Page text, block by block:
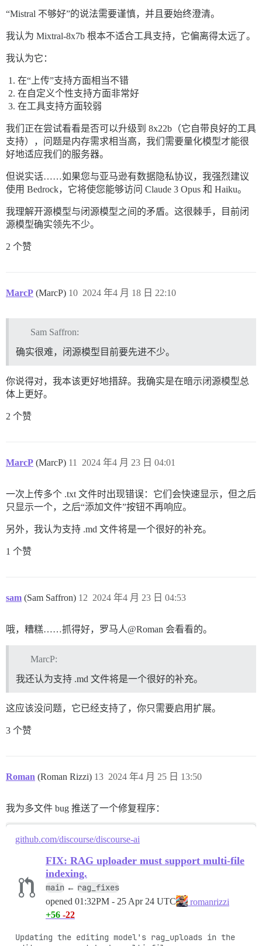
“Mistral 不够好”的说法需要谨慎，并且要始终澄清。
我认为 Mixtral-8x7b 根本不适合工具支持，它偏离得太远了。
我认为它：
在“上传”支持方面相当不错
在自定义个性支持方面非常好
在工具支持方面较弱
我们正在尝试看看是否可以升级到 8x22b（它自带良好的工具
支持），问题是内存需求相当高，我们需要量化模型才能很
好地适应我们的服务器。
但说实话……如果您与亚马逊有数据隐私协议，我强烈建议
使用 Bedrock，它将使您能够访问 Claude 3 Opus 和 Haiku。
我理解开源模型与闭源模型之间的矛盾。这很棘手，目前闭
源模型确实领先不少。
2 个赞
MarcP (MarcP) 2024 年4 月 18 日 22:10
10
Sam Saffron:
确实很难，闭源模型目前要先进不少。
你说得对，我本该更好地措辞。我确实是在暗示闭源模型总
体上更好。
2 个赞
MarcP (MarcP) 2024 年4 月 23 日 04:01
11
一次上传多个 .txt 文件时出现错误：它们会快速显示，但之后
只显示一个，之后“添加文件”按钮不再响应。
另外，我认为支持 .md 文件将是一个很好的补充。
1 个赞
sam (Sam Saffron) 2024 年4 月 23 日 04:53
12
哦，糟糕……抓得好，罗马人@Roman 会看看的。
MarcP:
我还认为支持 .md 文件将是一个很好的补充。
这应该没问题，它已经支持了，你只需要启用扩展。
3 个赞
Roman (Roman Rizzi) 2024 年4 月 25 日 13:50
13
我为多文件 bug 推送了一个修复程序：
github.com/discourse/discourse-ai
FIX: RAG uploader must support multi-file
indexing.
main ← rag_fixes
opened 01:32PM - 25 Apr 24 UTC
romanrizzi
+56 -22
Updating the editing model's rag_uploads in the